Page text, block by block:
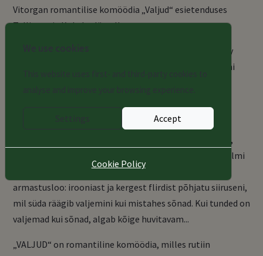
Vitorgan romantilise komöödia „Valjud“ esietenduses
Tallinnas ja Kohtla-Järvel!
Danila Kozlovsky produktsioonifirma Danila Kozlovsky
Entertainment ja lavastaja Savva Saveljev toovad teieni
Laval on erakordsed näitlejad Victoria Tolstoganova ja
Maxim Vitorgan. Nende duetis on tunda erilist keemiat,
elavaid emotsioone ja sensuaalsust, millelt on raske silmi
pöörata. Koos jutustavad nad meile kõigile tuttava
armastusloo: irooniast ja kergest flirdist põhjatu siiruseni,
mil süda räägib valjemini kui mistahes sõnad. Kui tunded on
valjemad kui sõnad, algab kõige huvitavam...
„VALJUD“ on romantiline komöödia, milles rutiin
Accept
Cookie Policy